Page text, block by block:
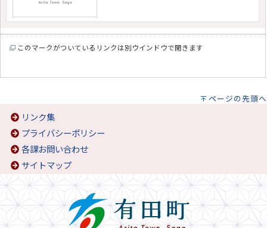
このマークがついているリンクは別ウインドウで開きます
ページの先頭へ
リンク集
プライバシーポリシー
各課お問い合わせ
サイトマップ